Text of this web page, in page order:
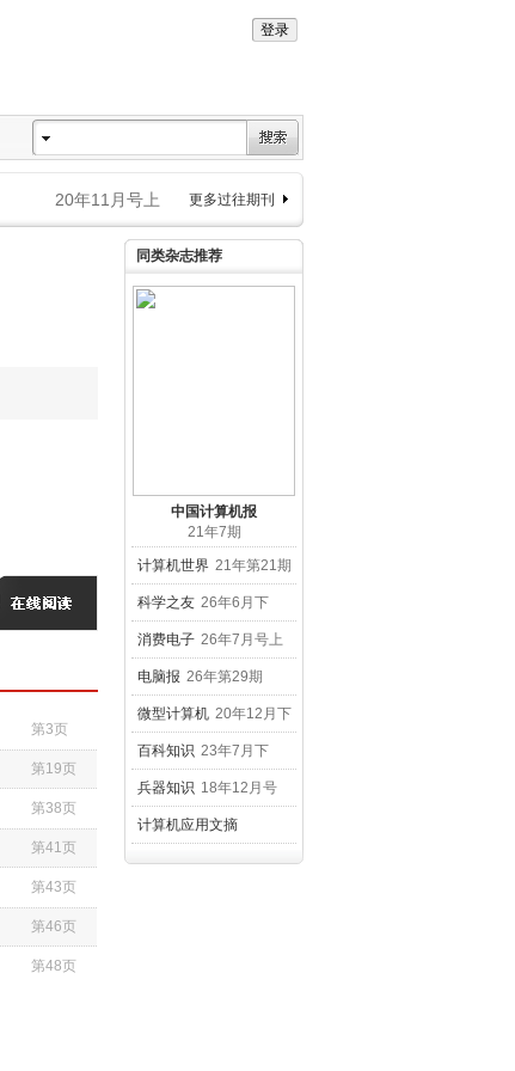
20年11月号上 更多过往期刊
第3页
第19页
第38页
第41页
第43页
第46页
第48页
同类杂志推荐
中国计算机报
21年7期
计算机世界 21年第21期
科学之友 26年6月下
消费电子 26年7月号上
电脑报 26年第29期
微型计算机 20年12月下
百科知识 23年7月下
兵器知识 18年12月号
计算机应用文摘
20年12月号下